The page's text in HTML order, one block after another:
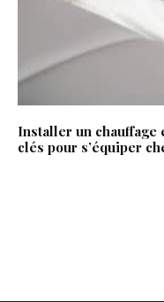
Installer un chauffage
clés pour s’équiper